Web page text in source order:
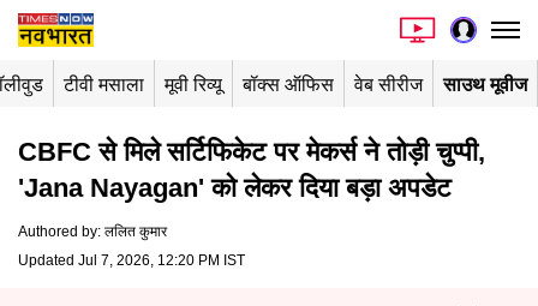
टीवी मसाला मूवी रिव्यू बॉक्स ऑफिस वेब सीरीज साउथ मूवीज
CBFC से मिले सर्टिफिकेट पर मेकर्स ने तोड़ी चुप्पी,
'Jana Nayagan' को लेकर दिया बड़ा अपडेट
Authored by: ललित कुमार
Updated Jul 7, 2026, 12:20 PM IST